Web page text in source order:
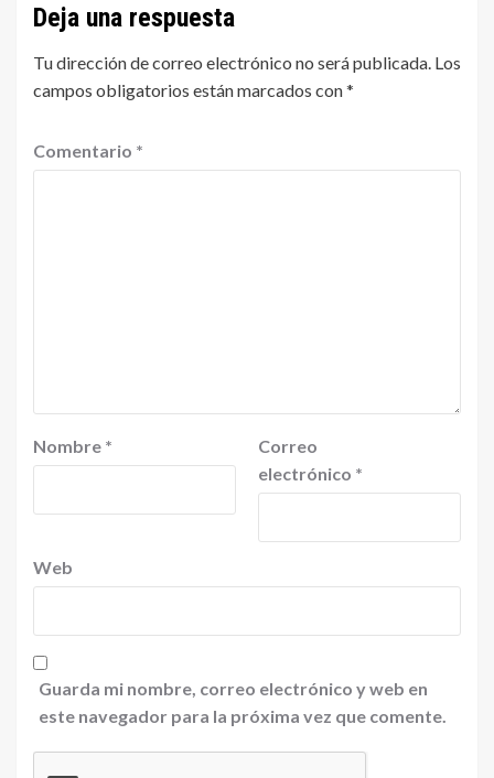
Deja una respuesta
Tu dirección de correo electrónico no será publicada. Los
campos obligatorios están marcados con*
Comentario *
Nombre *
Correo
electrónico *
Web
Guarda mi nombre, correo electrónico y web en
este navegador para la próxima vez que comente.